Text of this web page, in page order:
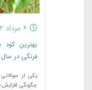
6 مرداد 1404
بهترین کود
فرنگی در سال 1404
یکی از
چگونگی افزایش